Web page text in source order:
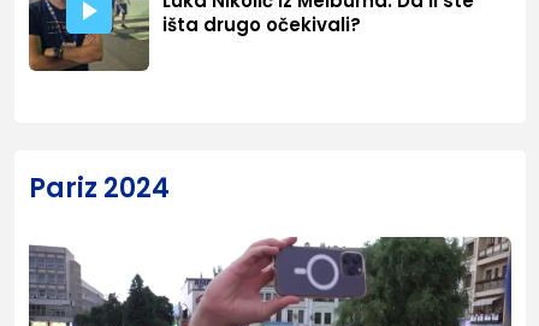
išta drugo očekivali?
Pariz 2024